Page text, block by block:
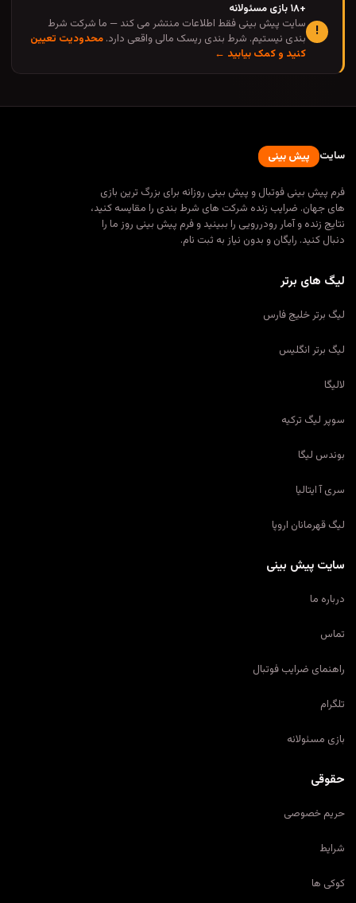
!
+۱۸ بازی مسئولانه
سایت پیش بینی فقط اطلاعات منتشر می کند — ما شرکت شرط
بندی نیستیم. شرط بندی ریسک مالی واقعی دارد. محدودیت تعیین
کنید و کمک بیابید ←
سایت پیش بینی
فرم پیش بینی فوتبال و پیش بینی روزانه برای بزرگ ترین بازی
های جهان. ضرایب زنده شرکت های شرط بندی را مقایسه کنید،
نتایج زنده و آمار رودررویی را ببینید و فرم پیش بینی روز ما را
دنبال کنید. رایگان و بدون نیاز به ثبت نام.
لیگ های برتر
لیگ برتر خلیج فارس
لیگ برتر انگلیس
لالیگا
سوپر لیگ ترکیه
بوندس لیگا
سری آ ایتالیا
لیگ قهرمانان اروپا
سایت پیش بینی
درباره ما
تماس
راهنمای ضرایب فوتبال
تلگرام
بازی مسئولانه
حقوقی
حریم خصوصی
شرایط
کوکی ها